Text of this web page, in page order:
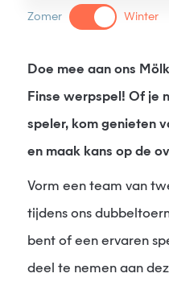
Zomer Winter
Doe mee aan ons
Finse werpspel! Of je
speler, kom genieten
en maak kans op de
Vorm een team van
tijdens ons
bent of een ervaren
deel te nemen aan